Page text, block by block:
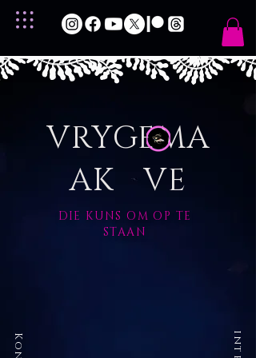
VRYGEMA
AK VE
DIE KUNS OM OP TE
STAAN